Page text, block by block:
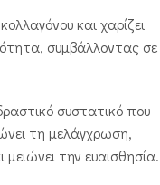
και χαρίζει
συμβάλλοντας σε
συστατικό που
τη μελάγχρωση,
την ευαισθησία.